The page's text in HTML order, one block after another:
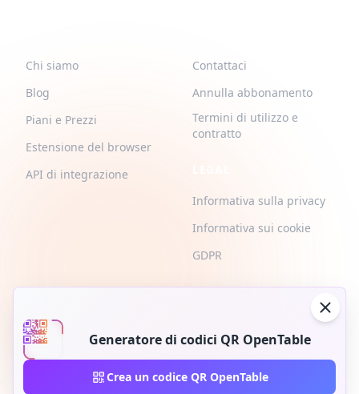
Generatore di codici QR OpenTable
Crea un codice QR OpenTable
Chi siamo
Blog
Piani e Prezzi
Estensione del browser
API di integrazione
Contattaci
Annulla abbonamento
Termini di utilizzo e
contratto
Informativa sulla privacy
Informativa sui cookie
GDPR
2026 © QR-Build. QR-Build. Tutti i diritti riservati